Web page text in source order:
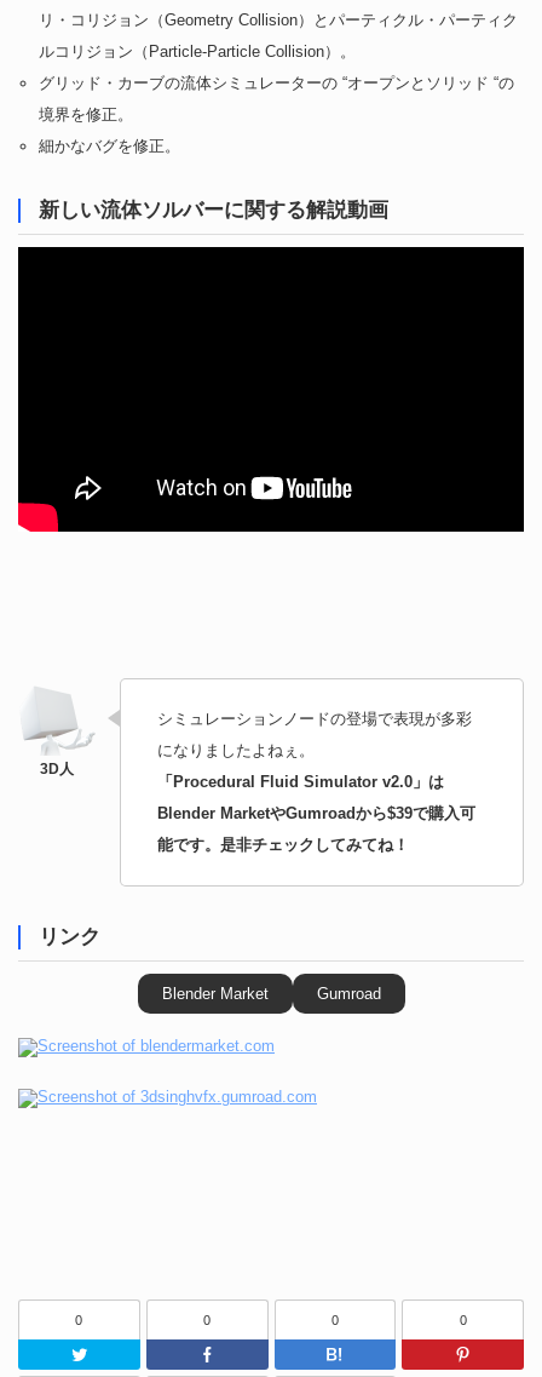
リ・コリジョン（Geometry Collision）とパーティクル・パーティク
ルコリジョン（Particle-Particle Collision）。
グリッド・カーブの流体シミュレーターの “オープンとソリッド “の
境界を修正。
細かなバグを修正。
新しい流体ソルバーに関する解説動画
シミュレーションノードの登場で表現が多彩
になりましたよねぇ。
「Procedural Fluid Simulator v2.0」は
Blender MarketやGumroadから$39で購入可
能です。是非チェックしてみてね！
リンク
Blender Market Gumroad
0
Twitter
0
Facebook
0
はてなブッ
0